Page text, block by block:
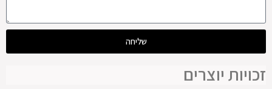
שליחה
זכויות יוצרים